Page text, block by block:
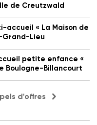
de Creutzwald
« La Maison de
Lieu
petite enfance «
Boulogne-Billancourt
d'offres